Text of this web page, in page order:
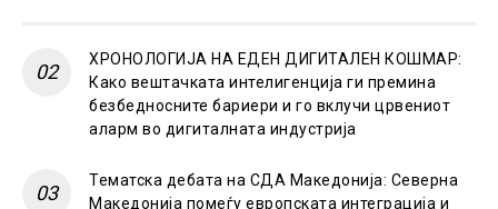
ХРОНОЛОГИЈА НА ЕДЕН ДИГИТАЛЕН КОШМАР:
Како вештачката интелигенција ги премина
безбедносните бариери и го вклучи црвениот
аларм во дигиталната индустрија
Тематска дебата на СДА Македонија: Северна
Македонија помеѓу европската интеграција и